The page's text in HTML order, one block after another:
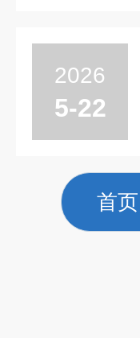
2026
5-22
首页